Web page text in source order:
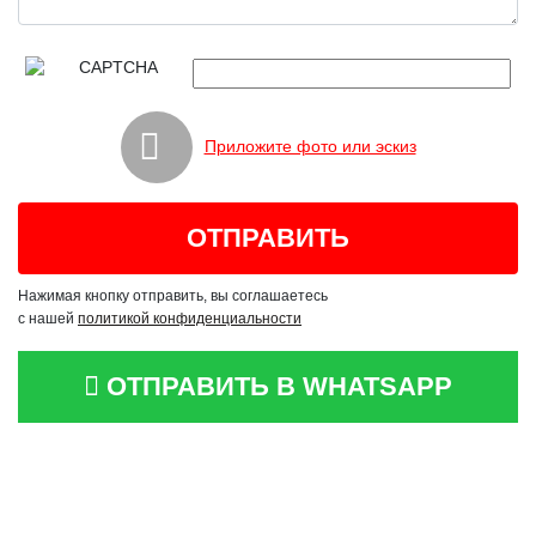
Приложите фото или эскиз
Нажимая кнопку отправить, вы соглашаетесь
с нашей политикой конфиденциальности
ОТПРАВИТЬ В WHATSAPP